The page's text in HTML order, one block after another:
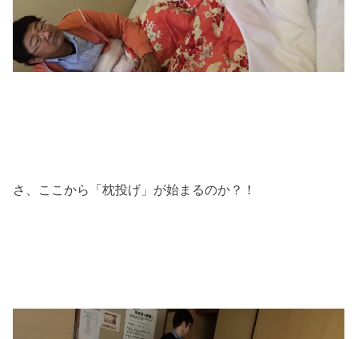
さ、ここから「枕投げ」が始まるのか？！